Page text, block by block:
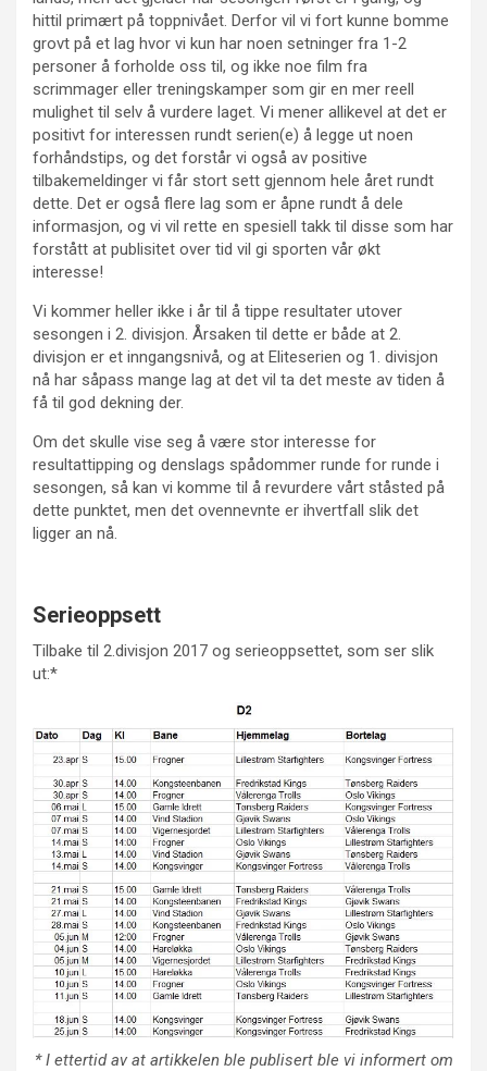
hittil primært på toppnivået. Derfor vil vi fort kunne bomme
grovt på et lag hvor vi kun har noen setninger fra 1-2
personer å forholde oss til, og ikke noe film fra
scrimmager eller treningskamper som gir en mer reell
mulighet til selv å vurdere laget. Vi mener allikevel at det er
positivt for interessen rundt serien(e) å legge ut noen
forhåndstips, og det forstår vi også av positive
tilbakemeldinger vi får stort sett gjennom hele året rundt
dette. Det er også flere lag som er åpne rundt å dele
informasjon, og vi vil rette en spesiell takk til disse som har
forstått at publisitet over tid vil gi sporten vår økt
interesse!
Vi kommer heller ikke i år til å tippe resultater utover
sesongen i 2. divisjon. Årsaken til dette er både at 2.
divisjon er et inngangsnivå, og at Eliteserien og 1. divisjon
nå har såpass mange lag at det vil ta det meste av tiden å
få til god dekning der.
Om det skulle vise seg å være stor interesse for
resultattipping og denslags spådommer runde for runde i
sesongen, så kan vi komme til å revurdere vårt ståsted på
dette punktet, men det ovennevnte er ihvertfall slik det
ligger an nå.
Serieoppsett
Tilbake til 2.divisjon 2017 og serieoppsettet, som ser slik
ut:*
* I ettertid av at artikkelen ble publisert ble vi informert om